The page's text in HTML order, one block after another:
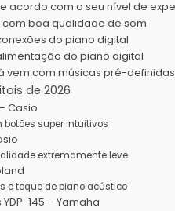
acordo com o seu nível de
com boa qualidade de som
do piano digital
do piano digital
vem com músicas pré-definidas
de 2026
Casio
botões super intuitivos
extremamente leve
e toque de piano acústico
145 – Yamaha